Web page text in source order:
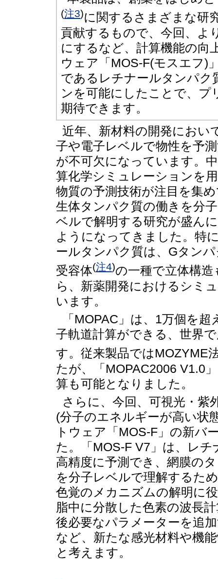
(注3)に関するさまざまな研
貢献するもので、今回、よ
にするなど、計算機能の向
ウェア「MOS-F(モスエフ)
であるレチナールタンパク
ンを可能にしたことで、
期待できます。
近年、新材料の開発におい
子や電子レベルで物性を予
が不可欠になっています。
算化学シミュレーションを
物質の予測技術が注目を集
生体タンパク質の働きを分
ベルで解明する研究が盛ん
ようになってきました。特
ールタンパク質は、Gタン
受容体(注4)の一種で立体構
ら、新薬開発におけるシミ
います。
「MOPAC」は、1万個を
子軌道計算ができる、世界
す。従来製品ではMOZYME
たが、「MOPAC2006 V1.0
算も可能となりました。
さらに、今回、可視光・紫
(分子のエネルギーが高い状
トウェア「MOS-F」の新バ
た。「MOS-F V7」は、レ
高精度に予測でき、網膜の
を分子レベルで理解するた
色覚のメカニズムの解明に
脂中に分散した色素の波長
後必要なパラメーターを追
など、新たな感光材料や機
と考えます。